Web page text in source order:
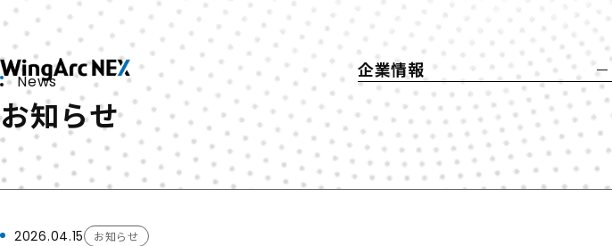
企業情報
トップメッセージ
会社概要
沿革
ニュース
採用サイト
News
お知らせ
2026.04.15 お知らせ